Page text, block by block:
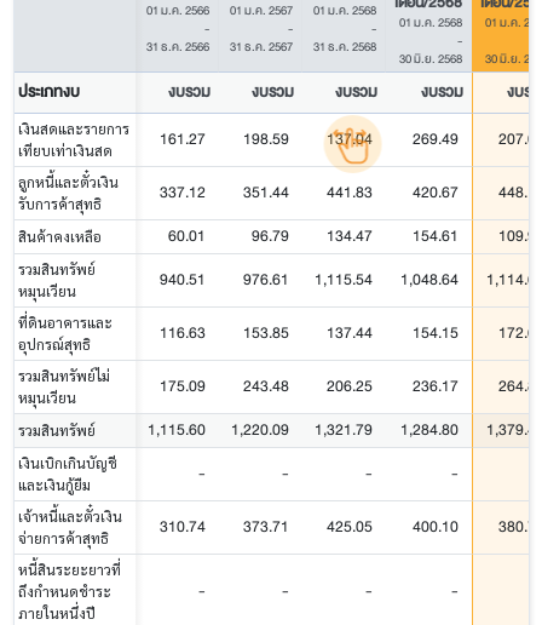
01 ม.ค. 2566
-
31 ธ.ค. 2566
01 ม.ค. 2567
-
31 ธ.ค. 2567
01 ม.ค. 2568
-
31 ธ.ค. 2568
01 ม.ค. 2568
-
30 มิ.ย. 2568
01 ม.ค.
30 มิ.ย.
ประเภทงบ งบรวม งบรวม งบรวม งบรวม งบร
เงินสดและรายการ
เทียบเท่าเงินสด
161.27 198.59 137.04 269.49
ลูกหนี้และตั๋วเงิน
รับการค้าสุทธิ
337.12 351.44 441.83 420.67
สินค้าคงเหลือ 60.01 96.79 134.47 154.61
รวมสินทรัพย์
หมุนเวียน
940.51 976.61 1,115.54 1,048.64
ที่ดินอาคารและ
อุปกรณ์สุทธิ
116.63 153.85 137.44 154.15
รวมสินทรัพย์ไม่
หมุนเวียน
175.09 243.48 206.25 236.17
รวมสินทรัพย์ 1,115.60 1,220.09 1,321.79 1,284.80
เงินเบิกเกินบัญชี
และเงินกู้ยืม
- - - -
เจ้าหนี้และตั๋วเงิน
จ่ายการค้าสุทธิ
310.74 373.71 425.05 400.10
หนี้สินระยะยาวที่
ถึงกำหนดชำระ
ภายในหนึ่งปี
- - - -